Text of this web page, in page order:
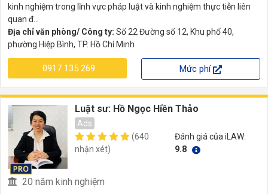
kinh nghiệm trong lĩnh vực pháp luật và kinh nghiệm thực tiễn liên
quan đ...
Địa chỉ văn phòng/ Công ty: Số 22 Đường số 12, Khu phố 40,
phường Hiệp Bình, TP. Hồ Chí Minh
0917 135 269 Mức phí
Luật sư: Hồ Ngọc Hiền Thảo
Ads
(640
nhận xét)
Đánh giá của iLAW:
9.8
20 năm kinh nghiệm